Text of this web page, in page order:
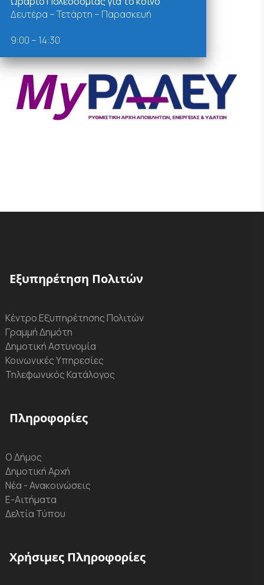
Εξυπηρέτηση Πολιτών
Κέντρο Εξυπηρέτησης Πολιτών
Γραμμή Δημότη
Δημοτική Αστυνομία
Κοινωνικές Υπηρεσίες
Τηλεφωνικός Κατάλογος
Πληροφορίες
Ο Δήμος
Δημοτική Αρχή
Νέα - Ανακοινώσεις
Ε-Αιτήματα
Δελτία Τύπου
Χρήσιμες Πληροφορίες
Δευτέρα – Τετάρτη – Παρασκευή
9:00 – 14:30